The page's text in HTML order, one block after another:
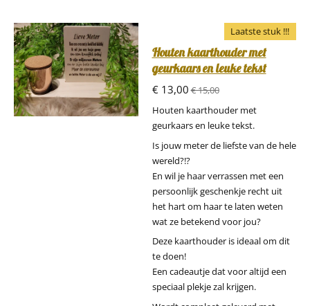
Laatste stuk !!!
Houten kaarthouder met
geurkaars en leuke tekst
€ 13,00€ 15,00
Houten kaarthouder met
geurkaars en leuke tekst.
Is jouw meter de liefste van de hele
wereld?!?
En wil je haar verrassen met een
persoonlijk geschenkje recht uit
het hart om haar te laten weten
wat ze betekend voor jou?
Deze kaarthouder is ideaal om dit
te doen!
Een cadeautje dat voor altijd een
speciaal plekje zal krijgen.